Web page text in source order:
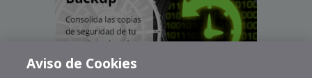
Aviso de Cookies